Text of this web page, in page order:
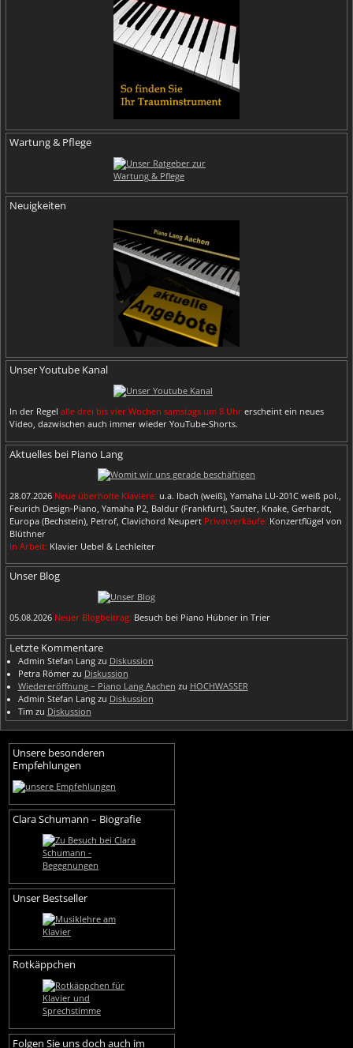
Wartung & Pflege
Neuigkeiten
Unser Youtube Kanal
In der Regel alle drei bis vier Wochen samstags um 8 Uhr erscheint ein neues
Video, dazwischen auch immer wieder YouTube-Shorts.
Aktuelles bei Piano Lang
28.07.2026 Neue überholte Klaviere: u.a. Ibach (weiß), Yamaha LU-201C weiß pol.,
Feurich Design-Piano, Yamaha P2, Baldur (Frankfurt), Sauter, Knake, Gerhardt,
Europa (Bechstein), Petrof, Clavichord Neupert Privatverkäufe: Konzertflügel von
Blüthner
In Arbeit: Klavier Uebel & Lechleiter
Unser Blog
05.08.2026 Neuer Blogbeitrag: Besuch bei Piano Hübner in Trier
Letzte Kommentare
Admin Stefan Langzu Diskussion
Petra Römerzu Diskussion
Wiedereröffnung – Piano Lang Aachen zu HOCHWASSER
Admin Stefan Langzu Diskussion
Timzu Diskussion
Unsere besonderen
Empfehlungen
Clara Schumann – Biografie
Unser Bestseller
Rotkäppchen
Folgen Sie uns doch auch im